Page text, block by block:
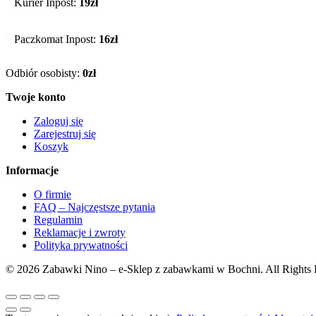
Kurier Inpost: 19zł
Paczkomat Inpost: 16zł
Odbiór osobisty: 0zł
Twoje konto
Zaloguj się
Zarejestruj się
Koszyk
Informacje
O firmie
FAQ – Najczęstsze pytania
Regulamin
Reklamacje i zwroty
Polityka prywatności
© 2026 Zabawki Nino – e-Sklep z zabawkami w Bochni. All Rights